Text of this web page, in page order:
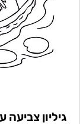
גיליון